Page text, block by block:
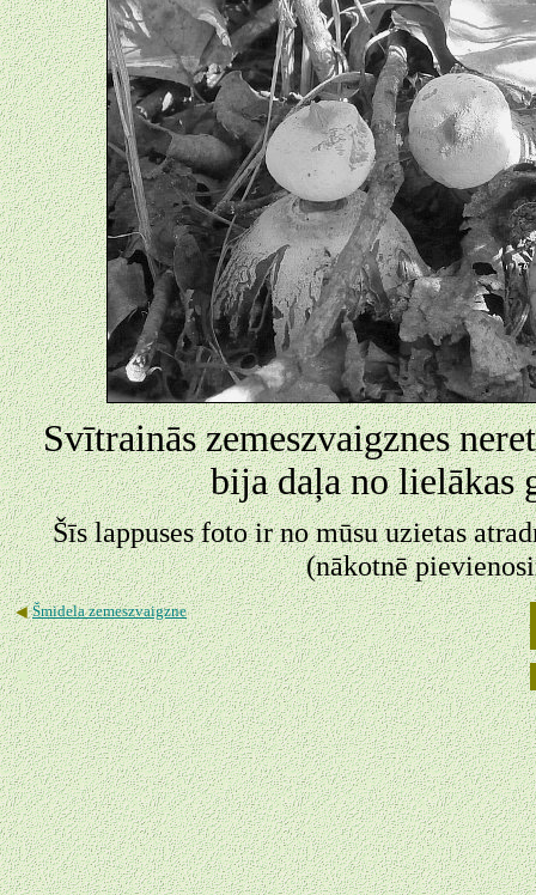
Svītrainās zemeszvaigznes
bija daļa no lielākas
Šīs lappuses foto ir no mūsu uzietas
(nākotnē
◄Šmidela zemeszvaigzne
◄